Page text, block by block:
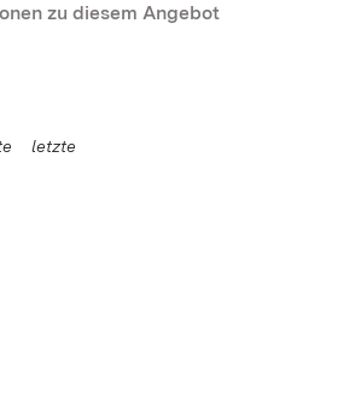
zu diesem Angebot
letzte